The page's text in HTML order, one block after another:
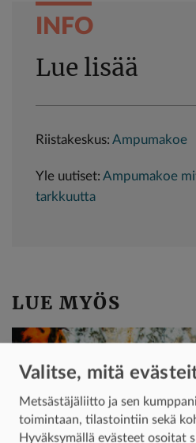
INFO
Lue lisää
Riistakeskus: Ampumakoe
Yle uutiset: Ampumakoe
tarkkuutta
LUE MYÖS
Valitse, mitä
Metsästäjäliitto ja sen
toimintaan, tilastointiin sekä
Hyväksymällä evästeet osoitat